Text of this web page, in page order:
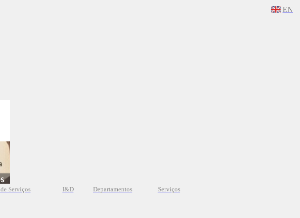
EN
de Serviços I&D Departamentos Serviços